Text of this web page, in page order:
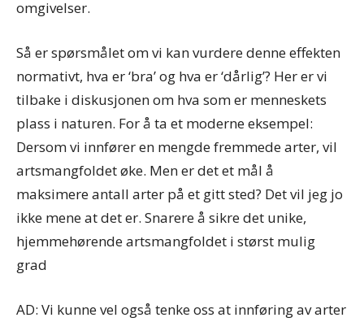
omgivelser.
Så er spørsmålet om vi kan vurdere denne effekten
normativt, hva er ‘bra’ og hva er ‘dårlig’? Her er vi
tilbake i diskusjonen om hva som er menneskets
plass i naturen. For å ta et moderne eksempel:
Dersom vi innfører en mengde fremmede arter, vil
artsmangfoldet øke. Men er det et mål å
maksimere antall arter på et gitt sted? Det vil jeg jo
ikke mene at det er. Snarere å sikre det unike,
hjemmehørende artsmangfoldet i størst mulig
grad
AD: Vi kunne vel også tenke oss at innføring av arter